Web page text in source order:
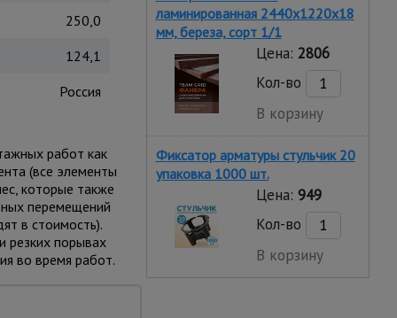
250,0
124,1
Россия
работ как
(все элементы
которые также
перемещений
в стоимость).
резких порывах
во время работ.
ламинированная 2440х1220х18
мм, береза, сорт 1/1
Цена: 2806
Кол-во
В корзину
Фиксатор арматуры стульчик 20
упаковка 1000 шт.
Цена: 949
Кол-во
В корзину